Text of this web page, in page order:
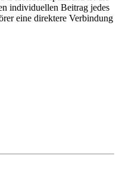
individuellen Beitrag jedes
eine direktere Verbindung